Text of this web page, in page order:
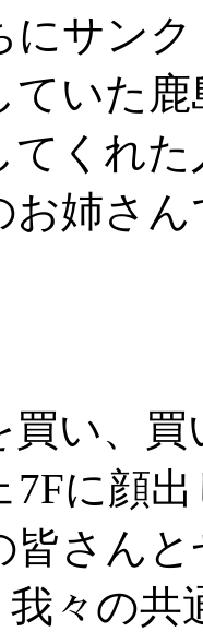
にサン
ていた
てくれ
お姉さ
買い、
7Fに顔
皆さん
我々の共